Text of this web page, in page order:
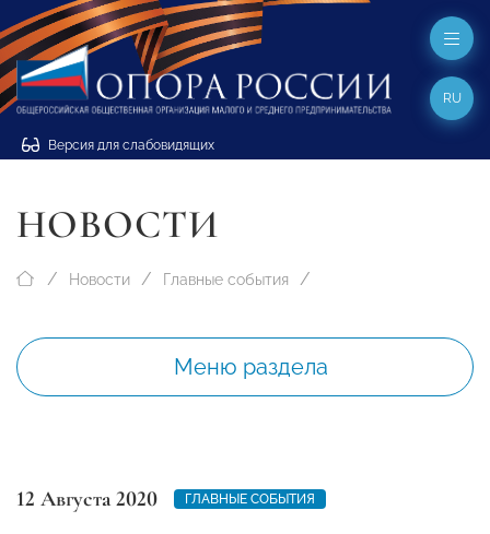
Версия для слабовидящих
RU
НОВОСТИ
Новости Главные события
Меню раздела
12 Августа 2020 ГЛАВНЫЕ СОБЫТИЯ